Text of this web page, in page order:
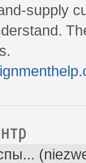
supply